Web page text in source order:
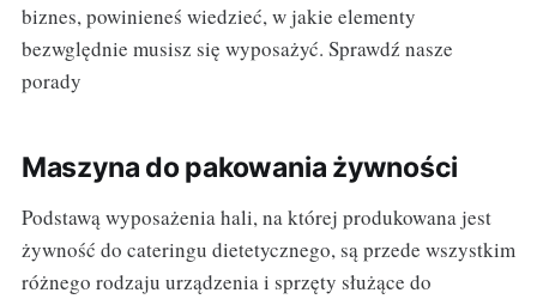
biznes, powinieneś wiedzieć, w jakie elementy
bezwględnie musisz się wyposażyć. Sprawdź nasze
porady
Maszyna do pakowania żywności
Podstawą wyposażenia hali, na której produkowana jest
żywność do cateringu dietetycznego, są przede wszystkim
różnego rodzaju urządzenia i sprzęty służące do